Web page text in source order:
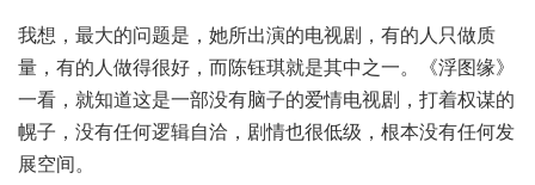
我想，最大的问题是，她所出演的电视剧，有的人只做质
量，有的人做得很好，而陈钰琪就是其中之一。《浮图缘》
一看，就知道这是一部没有脑子的爱情电视剧，打着权谋的
幌子，没有任何逻辑自洽，剧情也很低级，根本没有任何发
展空间。